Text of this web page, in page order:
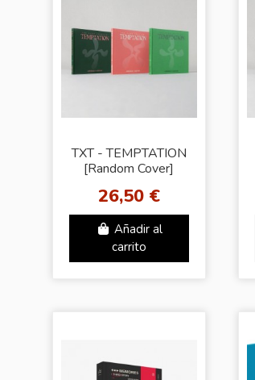
TXT - TEMPTATION
[Random Cover]
26,50 €
Añadir al
carrito